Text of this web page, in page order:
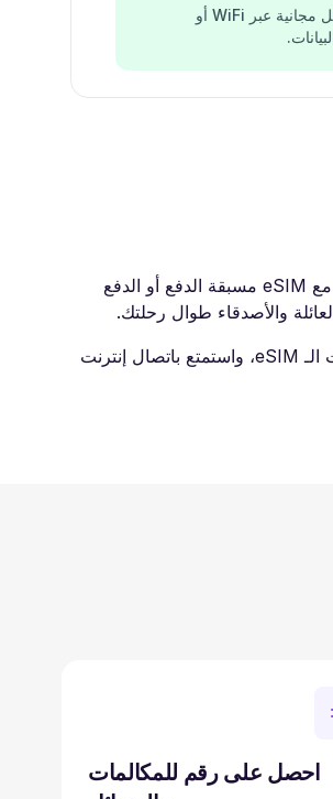
مكالمات ورسائل مجانية عبر WiFi أو
اشتر eSIM السفر لسيدني وتجنب رسوم التجوال الدولي في رحلتك القادمة. اتصل بالإنترنت السريع فورًا بسرعات ‎3G / 4G / LTE / 5G‎ خلال دقائق مع eSIM مسبقة الدفع أو الدفع
ابدأ استخدام خدماتنا بسهولة بالغة. بعد إتمام الشراء، ستصلك رسالة بريد إلكتروني تحتوي على رمز QR. قم بمسحه باستخدام كاميرا هاتفك الذكي، ثبّت الـ eSIM، واستمتع باتصال إنترنت
احصل على رقم للمكالمات